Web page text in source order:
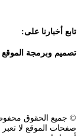
تابع أخبارنا على:
تصميم وبرمجة الموقع
© جميع الحقوق
صفحات الموقع لا